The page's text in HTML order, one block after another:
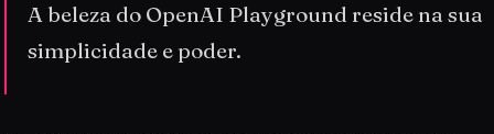
A beleza do OpenAI Playground reside na sua
simplicidade e poder.